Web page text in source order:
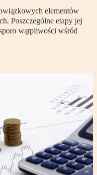
elementów
Poszczególne etapy jej
wątpliwości wśród